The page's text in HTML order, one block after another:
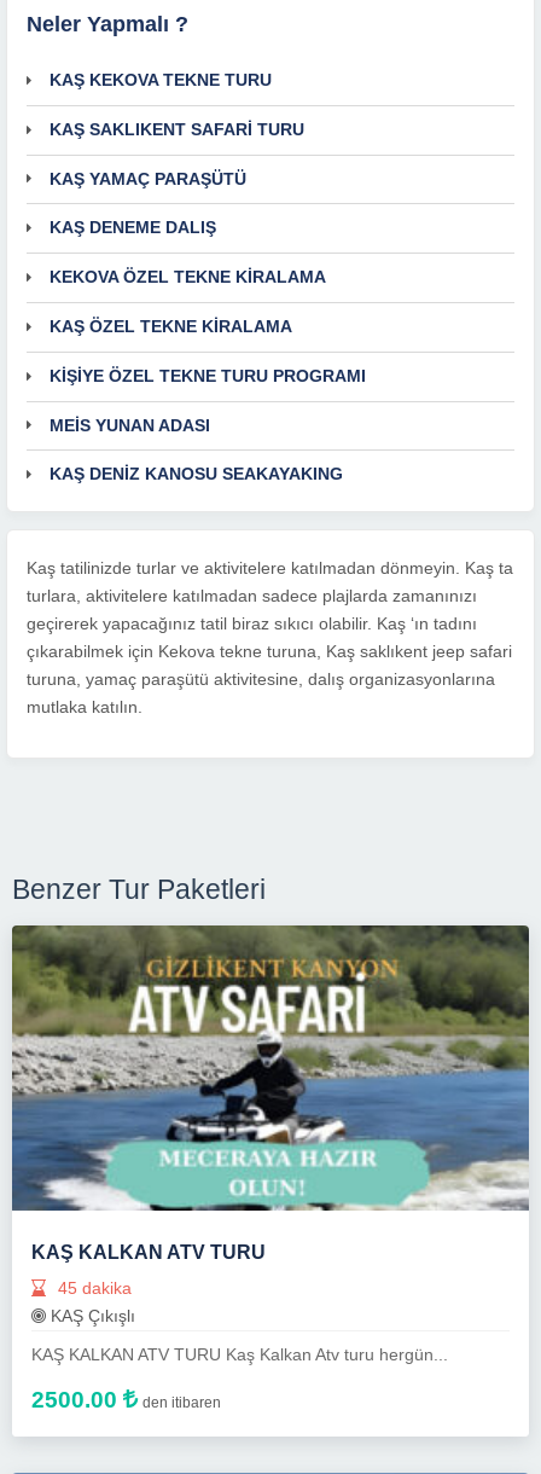
Neler Yapmalı ?
KAŞ KEKOVA TEKNE TURU
KAŞ SAKLIKENT SAFARİ TURU
KAŞ YAMAÇ PARAŞÜTÜ
KAŞ DENEME DALIŞ
KEKOVA ÖZEL TEKNE KİRALAMA
KAŞ ÖZEL TEKNE KİRALAMA
KİŞİYE ÖZEL TEKNE TURU PROGRAMI
MEİS YUNAN ADASI
KAŞ DENİZ KANOSU SEAKAYAKING
Kaş tatilinizde turlar ve aktivitelere katılmadan dönmeyin. Kaş ta
turlara, aktivitelere katılmadan sadece plajlarda zamanınızı
geçirerek yapacağınız tatil biraz sıkıcı olabilir. Kaş ‘ın tadını
çıkarabilmek için Kekova tekne turuna, Kaş saklıkent jeep safari
turuna, yamaç paraşütü aktivitesine, dalış organizasyonlarına
mutlaka katılın.
Benzer Tur Paketleri
KAŞ KALKAN ATV TURU
45 dakika
KAŞ Çıkışlı
KAŞ KALKAN ATV TURU Kaş Kalkan Atv turu hergün...
2500.00 den itibaren